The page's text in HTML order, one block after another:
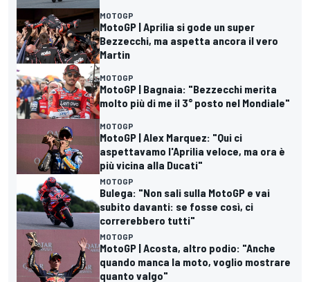
MOTOGP
MotoGP | Aprilia si gode un super
Bezzecchi, ma aspetta ancora il vero
Martin
MOTOGP
MotoGP | Bagnaia: "Bezzecchi merita
molto più di me il 3° posto nel Mondiale"
MOTOGP
MotoGP | Alex Marquez: "Qui ci
aspettavamo l'Aprilia veloce, ma ora è
più vicina alla Ducati"
MOTOGP
Bulega: "Non sali sulla MotoGP e vai
subito davanti: se fosse così, ci
correrebbero tutti"
MOTOGP
MotoGP | Acosta, altro podio: "Anche
quando manca la moto, voglio mostrare
quanto valgo"